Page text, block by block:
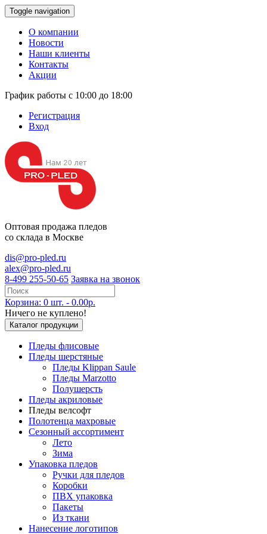
Toggle navigation
О компании
Новости
Наши клиенты
Контакты
Акции
График работы с 10:00 до 18:00
Регистрация
Вход
Оптовая продажа пледов
со склада в Москве
dis@pro-pled.ru
alex@pro-pled.ru
8-499 255-50-65 Заявка на звонок
Корзина: 0 шт. - 0.00р.
Ничего не куплено!
Каталог продукции
Пледы флисовые
Пледы шерстяные
Пледы Klippan Saule
Пледы Marzotto
Полушерсть
Пледы акриловые
Пледы велсофт
Полотенца махровые
Сезонный ассортимент
Лето
Зима
Упаковка пледов
Ручки для пледов
Коробки
ПВХ упаковка
Пакеты
Из ткани
Нанесение логотипов